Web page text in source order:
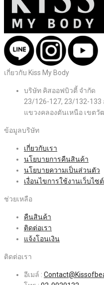
เกี่ยวกับ Kiss My Body
บริษัท คิสออฟบิวตี้ จำกัด
23/126-127, 23/132-
แขวงคลองตันเหนือ เขตวั
ข้อมูลบริษัท
เกี่ยวกับเรา
นโยบายการคืนสินค้า
นโยบายความเป็นส่วนตัว
เงื่อนไขการใช้งานเว็บไซต์
ช่วยเหลือ
คืนสินค้า
ติดต่อเรา
แจ้งโอนเงิน
ติดต่อเรา
อีเมล์ :